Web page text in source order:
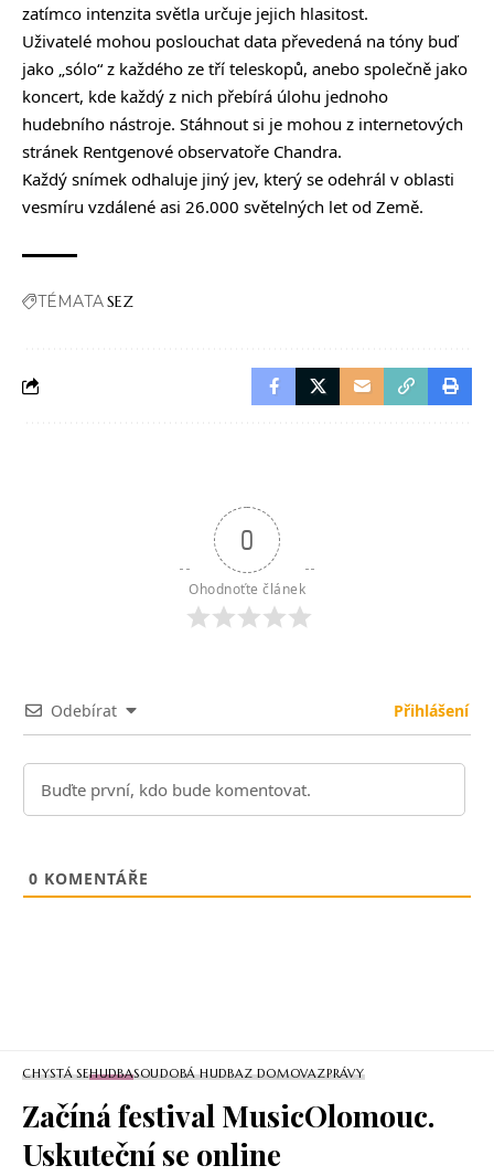
zatímco intenzita světla určuje jejich hlasitost.
Uživatelé mohou poslouchat data převedená na tóny buď
jako „sólo“ z každého ze tří teleskopů, anebo společně jako
koncert, kde každý z nich přebírá úlohu jednoho
hudebního nástroje. Stáhnout si je mohou z internetových
stránek Rentgenové observatoře Chandra.
Každý snímek odhaluje jiný jev, který se odehrál v oblasti
vesmíru vzdálené asi 26.000 světelných let od Země.
TÉMATASEZ
0
Ohodnoťte článek
Odebírat Přihlášení
0 KOMENTÁŘE
CHYSTÁ SEHUDBASOUDOBÁ HUDBAZ DOMOVAZPRÁVY
Začíná festival MusicOlomouc.
Uskuteční se online